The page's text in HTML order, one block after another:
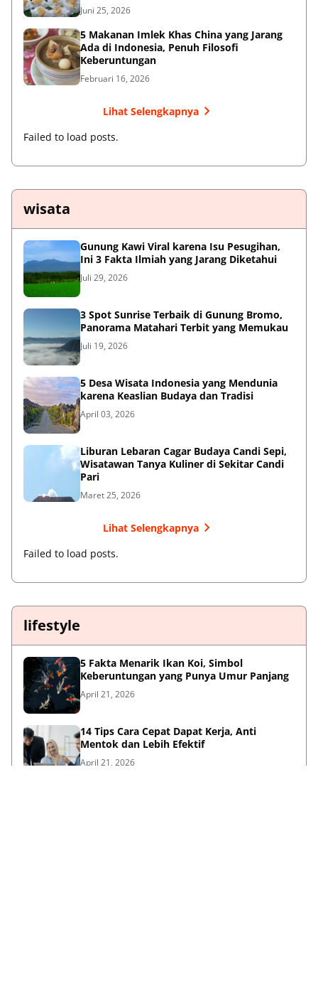
Juni 25, 2026
5 Makanan Imlek Khas China yang Jarang
Ada di Indonesia, Penuh Filosofi
Keberuntungan
Februari 16, 2026
Lihat Selengkapnya
Failed to load posts.
wisata
Gunung Kawi Viral karena Isu Pesugihan,
Ini 3 Fakta Ilmiah yang Jarang Diketahui
Juli 29, 2026
3 Spot Sunrise Terbaik di Gunung Bromo,
Panorama Matahari Terbit yang Memukau
Juli 19, 2026
5 Desa Wisata Indonesia yang Mendunia
karena Keaslian Budaya dan Tradisi
April 03, 2026
Liburan Lebaran Cagar Budaya Candi Sepi,
Wisatawan Tanya Kuliner di Sekitar Candi
Pari
Maret 25, 2026
Lihat Selengkapnya
Failed to load posts.
lifestyle
5 Fakta Menarik Ikan Koi, Simbol
Keberuntungan yang Punya Umur Panjang
April 21, 2026
14 Tips Cara Cepat Dapat Kerja, Anti
Mentok dan Lebih Efektif
April 21, 2026